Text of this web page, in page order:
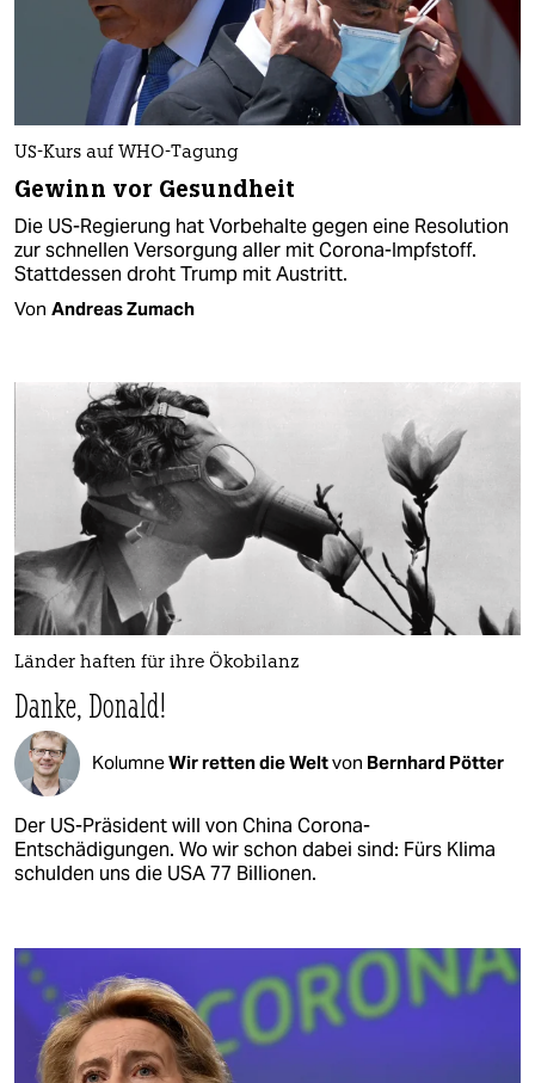
US-Kurs auf WHO-Tagung
Gewinn vor Gesundheit
Die US-Regierung hat Vorbehalte gegen eine Resolution
zur schnellen Versorgung aller mit Corona-Impfstoff.
Stattdessen droht Trump mit Austritt.
Von Andreas Zumach
Länder haften für ihre Ökobilanz
Danke, Donald!
KolumneWir retten die Weltvon Bernhard Pötter
Der US-Präsident will von China Corona-
Entschädigungen. Wo wir schon dabei sind: Fürs Klima
schulden uns die USA 77 Billionen.